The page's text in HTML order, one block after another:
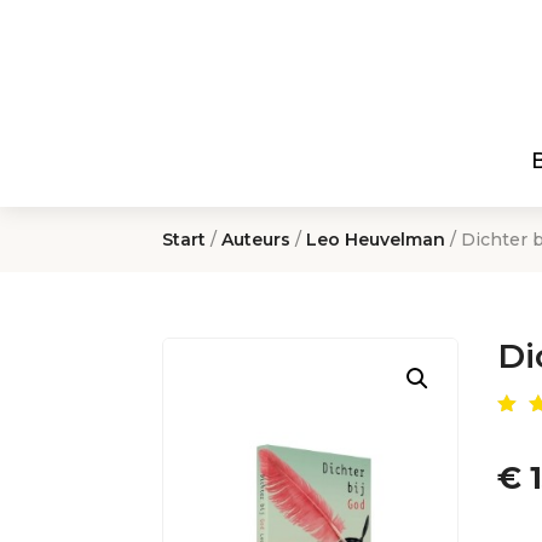
Start /Auteurs / Leo Heuvelman / Dichter
€